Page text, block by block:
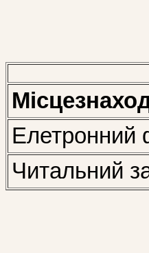
Елетронний
Читальний